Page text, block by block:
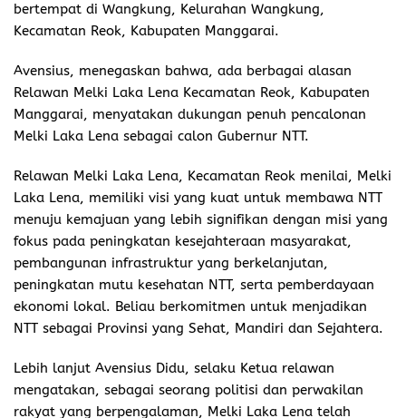
bertempat di Wangkung, Kelurahan Wangkung,
Kecamatan Reok, Kabupaten Manggarai.
Avensius, menegaskan bahwa, ada berbagai alasan
Relawan Melki Laka Lena Kecamatan Reok, Kabupaten
Manggarai, menyatakan dukungan penuh pencalonan
Melki Laka Lena sebagai calon Gubernur NTT.
Relawan Melki Laka Lena, Kecamatan Reok menilai, Melki
Laka Lena, memiliki visi yang kuat untuk membawa NTT
menuju kemajuan yang lebih signifikan dengan misi yang
fokus pada peningkatan kesejahteraan masyarakat,
pembangunan infrastruktur yang berkelanjutan,
peningkatan mutu kesehatan NTT, serta pemberdayaan
ekonomi lokal. Beliau berkomitmen untuk menjadikan
NTT sebagai Provinsi yang Sehat, Mandiri dan Sejahtera.
Lebih lanjut Avensius Didu, selaku Ketua relawan
mengatakan, sebagai seorang politisi dan perwakilan
rakyat yang berpengalaman, Melki Laka Lena telah